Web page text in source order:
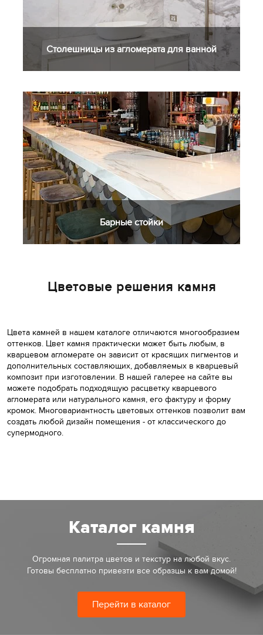
Столешницы из агломерата для ванной
Барные стойки
Цветовые решения камня
Цвета камней в нашем каталоге отличаются многообразием
оттенков. Цвет камня практически может быть любым, в
кварцевом агломерате он зависит от красящих пигментов и
дополнительных составляющих, добавляемых в кварцевый
композит при изготовлении. В нашей галерее на сайте вы
можете подобрать подходящую расцветку кварцевого
агломерата или натурального камня, его фактуру и форму
кромок. Многовариантность цветовых оттенков позволит вам
создать любой дизайн помещения - от классического до
супермодного.
Каталог камня
Огромная палитра цветов и текстур на любой вкус.
Готовы бесплатно привезти все образцы к вам домой!
Перейти в каталог